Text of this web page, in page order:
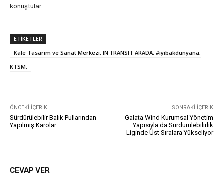
konuştular.
ETIKETLER
Kale Tasarım ve Sanat Merkezi, IN TRANSIT ARADA, #iyibakdünyana,
KTSM,
ÖNCEKI İÇERIK
Sürdürülebilir Balık Pullarından
Yapılmış Karolar
SONRAKI İÇERIK
Galata Wind Kurumsal Yönetim
Yapısıyla da Sürdürülebilirlik
Liginde Üst Sıralara Yükseliyor
CEVAP VER